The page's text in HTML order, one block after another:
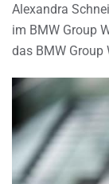
Alexandra
im BMW Group
das BMW Group